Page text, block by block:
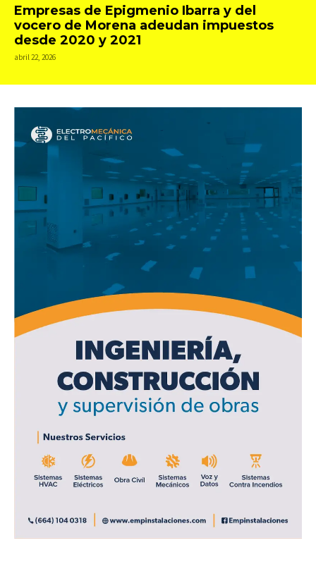
Empresas de Epigmenio Ibarra y del
vocero de Morena adeudan impuestos
desde 2020 y 2021
abril 22, 2026